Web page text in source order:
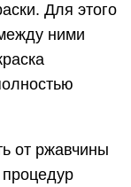
Для этого
ними
от ржавчины
процедур